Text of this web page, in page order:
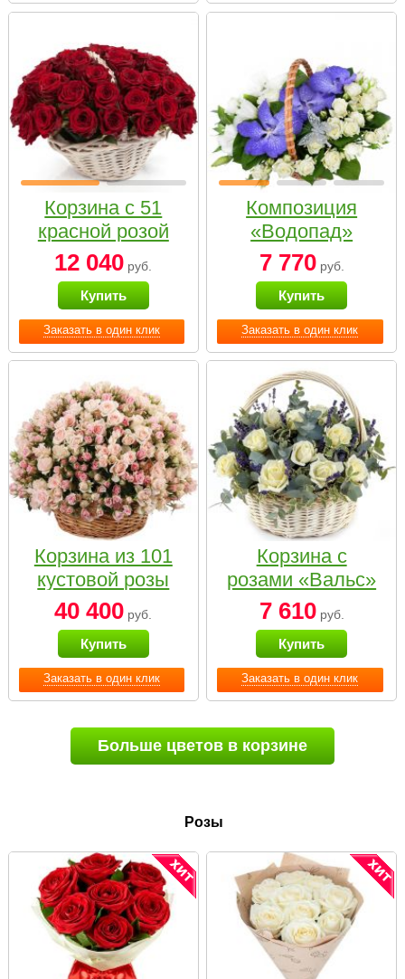
Заказать в один клик
Корзина с 51
красной розой
12 040 руб.
Купить
Заказать в один клик
Композиция
«Водопад»
7 770руб.
Купить
Заказать в один клик
Корзина из 101
кустовой розы
нежных тонов
40 400 руб.
Купить
Заказать в один клик
Корзина с
розами «Вальс»
7 610руб.
Купить
Больше цветов в корзине
Розы